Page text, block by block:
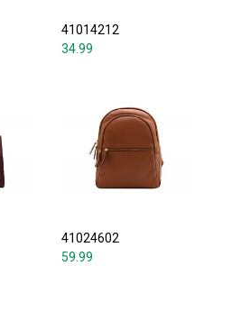
41014212
34.99
41024602
59.99